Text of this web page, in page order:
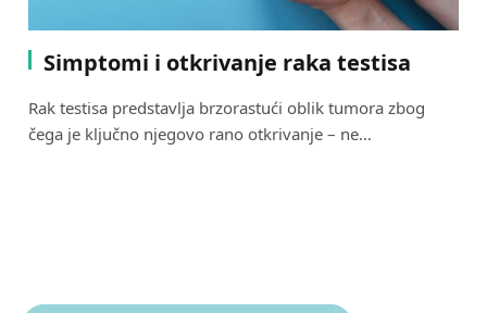
Simptomi i otkrivanje raka testisa
Rak testisa predstavlja brzorastući oblik tumora zbog
čega je ključno njegovo rano otkrivanje – ne…